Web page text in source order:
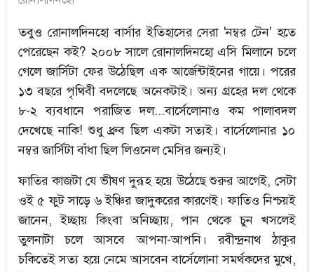
তবুও রোনালদিনহো বার্সার ইতিহাসের সেরা 'নম্বর টেন' হতে
পেরেছেন কই? ২০০৮ সালে রোনালদিনহো এসি মিলানে চলে
গেলে জার্সিটা ফের উঠেছিল এক আর্জেন্টাইনের গায়ে। পরের
১৩ বছরে পৃথিবী বদলেছে অনেকটাই। অন্য গ্রহের দল থেকে
৮-২ ব্যবধানে পরাজিত দল...বার্সেলোনাও কম পালাবদল
দেখেছে নাকি! শুধু ধ্রুব ছিল একটা সত্যই। বার্সেলোনার ১০
নম্বর জার্সিটা বাঁধা ছিল লিওনেল মেসির জন্যই।
ফাতির কাজটা যে ভীষণ দুরূহ হয়ে উঠেছে শুরুর আগেই, সেটা
ওই ৫ ফুট সাড়ে ৬ ইঞ্চির জাদুকরের কারণেই। ফাতিও নিশ্চয়ই
জানেন, ইচ্ছায় কিংবা অনিচ্ছায়, পান থেকে চুন খসলেই
তুলনাটা চলে আসবে আপনা-আপনি। রবীন্দ্রনাথ ঠাকুর
চকিতেই সত্য হয়ে নেমে আসবেন বার্সেলোনা সমর্থকদের মুখে,